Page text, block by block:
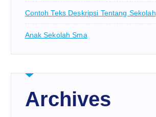
Contoh Teks Deskripsi Tentang Sekolah
Anak Sekolah Sma
Archives